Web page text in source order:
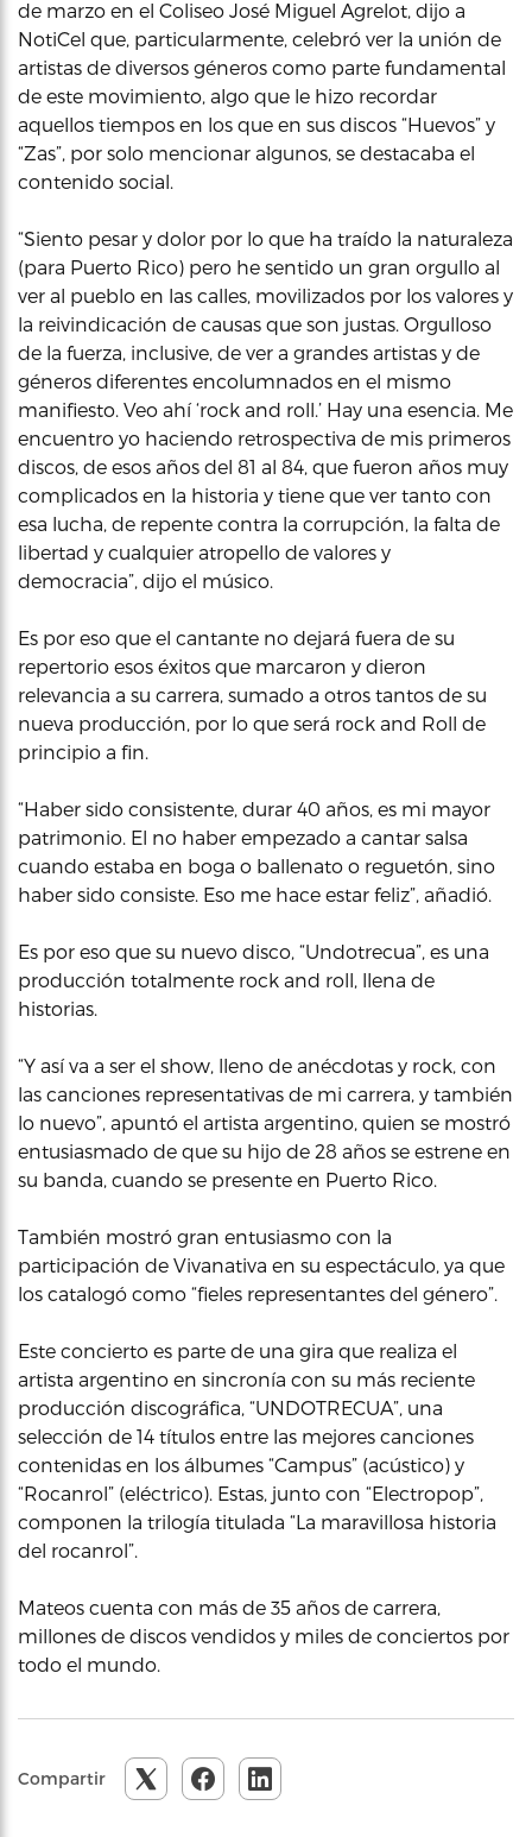
de marzo en el Coliseo José Miguel Agrelot, dijo a
NotiCel que, particularmente, celebró ver la unión de
artistas de diversos géneros como parte fundamental
de este movimiento, algo que le hizo recordar
aquellos tiempos en los que en sus discos “Huevos” y
“Zas”, por solo mencionar algunos, se destacaba el
contenido social.
“Siento pesar y dolor por lo que ha traído la naturaleza
(para Puerto Rico) pero he sentido un gran orgullo al
ver al pueblo en las calles, movilizados por los valores y
la reivindicación de causas que son justas. Orgulloso
de la fuerza, inclusive, de ver a grandes artistas y de
géneros diferentes encolumnados en el mismo
manifiesto. Veo ahí ‘rock and roll.’ Hay una esencia. Me
encuentro yo haciendo retrospectiva de mis primeros
discos, de esos años del 81 al 84, que fueron años muy
complicados en la historia y tiene que ver tanto con
esa lucha, de repente contra la corrupción, la falta de
libertad y cualquier atropello de valores y
democracia”, dijo el músico.
Es por eso que el cantante no dejará fuera de su
repertorio esos éxitos que marcaron y dieron
relevancia a su carrera, sumado a otros tantos de su
nueva producción, por lo que será rock and Roll de
principio a fin.
“Haber sido consistente, durar 40 años, es mi mayor
patrimonio. El no haber empezado a cantar salsa
cuando estaba en boga o ballenato o reguetón, sino
haber sido consiste. Eso me hace estar feliz”, añadió.
Es por eso que su nuevo disco, “Undotrecua”, es una
producción totalmente rock and roll, llena de
historias.
“Y así va a ser el show, lleno de anécdotas y rock, con
las canciones representativas de mi carrera, y también
lo nuevo”, apuntó el artista argentino, quien se mostró
entusiasmado de que su hijo de 28 años se estrene en
su banda, cuando se presente en Puerto Rico.
También mostró gran entusiasmo con la
participación de Vivanativa en su espectáculo, ya que
los catalogó como “fieles representantes del género”.
Este concierto es parte de una gira que realiza el
artista argentino en sincronía con su más reciente
producción discográfica, “UNDOTRECUA”, una
selección de 14 títulos entre las mejores canciones
contenidas en los álbumes “Campus” (acústico) y
“Rocanrol” (eléctrico). Estas, junto con “Electropop”,
componen la trilogía titulada “La maravillosa historia
del rocanrol”.
Mateos cuenta con más de 35 años de carrera,
millones de discos vendidos y miles de conciertos por
todo el mundo.
Compartir